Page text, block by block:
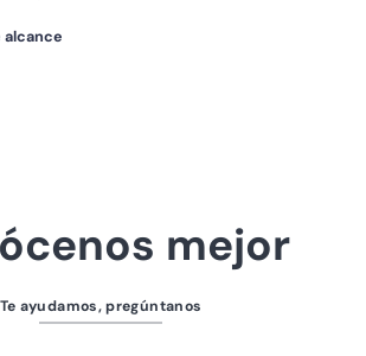
alcance
mejor
Te ayudamos, pregúntanos